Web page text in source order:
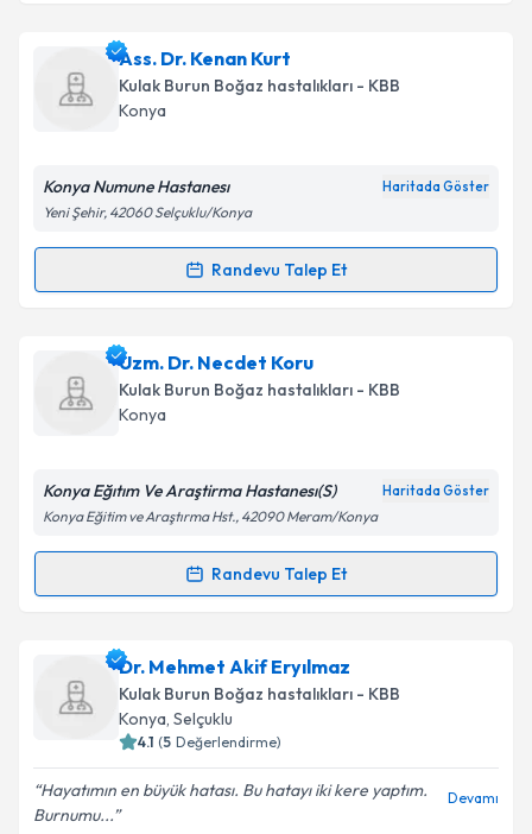
Takvim Talebini Gönder
Prof. Dr. Fuat Yöndemliiçin randevu takvimi talebi
oluşturun. Size bu uzmandan randevu almanız için bir
takvim hazırlandığında e-posta ile bilgilendireceğiz.
Kişisel verilerimin işlenmesine ilişkin
Metni'ni okudum ve kişisel verilerimin belirtilen
Takvim Talebini Gönder
Ass. Dr. Kenan Kurt
Kulak Burun Boğaz hastalıkları - KBB
Konya
Konya Numune Hastanesı Haritada Göster
Yeni Şehir, 42060 Selçuklu/Konya
Randevu Talep Et
Randevu Takvimi Talebi
Ass. Dr. Kenan Kurtiçin randevu takvimi talebi
oluşturun. Size bu uzmandan randevu almanız için bir
takvim hazırlandığında e-posta ile bilgilendireceğiz.
Kişisel verilerimin işlenmesine ilişkin
Metni'ni okudum ve kişisel verilerimin belirtilen
Takvim Talebini Gönder
Uzm. Dr. Necdet Koru
Kulak Burun Boğaz hastalıkları - KBB
Konya
Konya Eğıtım Ve Araştirma Hastanesı(S) Haritada Göster
Konya Eğitim ve Araştırma Hst., 42090 Meram/Konya
Randevu Talep Et
Randevu Takvimi Talebi
Uzm. Dr. Necdet Koruiçin randevu takvimi talebi
oluşturun. Size bu uzmandan randevu almanız için bir
takvim hazırlandığında e-posta ile bilgilendireceğiz.
Dr. Mehmet Akif Eryılmaz
Kulak Burun Boğaz hastalıkları - KBB
Konya, Selçuklu
4.1 (5 Değerlendirme)
Hayatımın en büyük hatası. Bu hatayı iki kere yaptım.
Burnumu...
Devamı